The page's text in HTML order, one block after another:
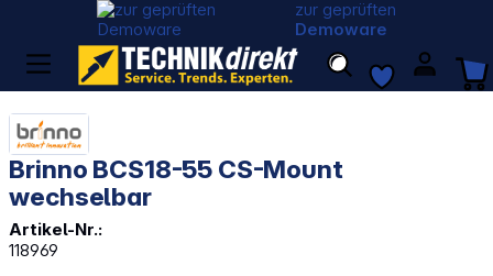
zur geprüften
Demoware
Brinno BCS18-55 CS-Mount
wechselbar
Artikel-Nr.:
118969